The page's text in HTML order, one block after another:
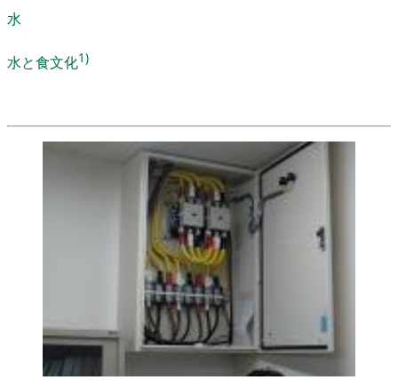
水
水と食文化1)